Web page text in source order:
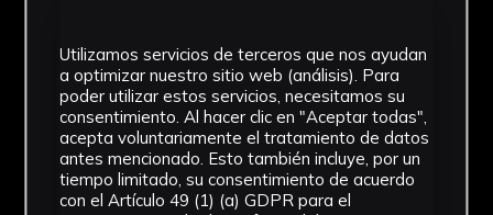
Utilizamos servicios de terceros que nos ayudan
a optimizar nuestro sitio web (análisis). Para
poder utilizar estos servicios, necesitamos su
consentimiento. Al hacer clic en "Aceptar todas",
acepta voluntariamente el tratamiento de datos
antes mencionado. Esto también incluye, por un
tiempo limitado, su consentimiento de acuerdo
con el Artículo 49 (1) (a) GDPR para el